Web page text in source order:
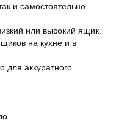
и самостоятельно.
или высокий ящик.
на кухне и в
для аккуратного